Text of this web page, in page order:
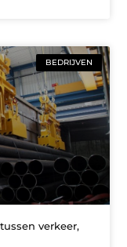
BEDRIJVEN
verkeer,